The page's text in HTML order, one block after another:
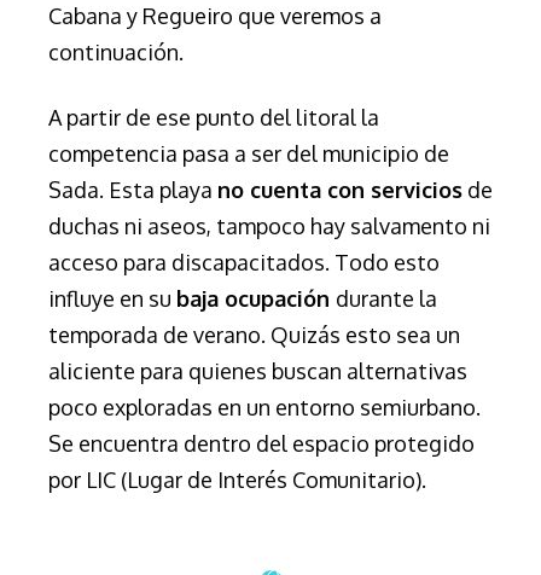
Cabana y Regueiro que veremos a
continuación.
A partir de ese punto del litoral la
competencia pasa a ser del municipio de
Sada. Esta playa no cuenta con servicios de
duchas ni aseos, tampoco hay salvamento ni
acceso para discapacitados. Todo esto
influye en su baja ocupación durante la
temporada de verano. Quizás esto sea un
aliciente para quienes buscan alternativas
poco exploradas en un entorno semiurbano.
Se encuentra dentro del espacio protegido
por LIC (Lugar de Interés Comunitario).